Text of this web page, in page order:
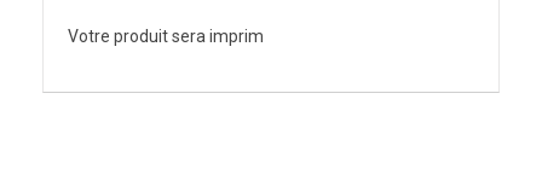
Votre produit sera imprim